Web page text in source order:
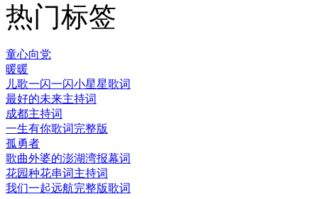
热门标签
童心向党
暖暖
儿歌一闪一闪小星星歌词
最好的未来主持词
成都主持词
一生有你歌词完整版
孤勇者
歌曲外婆的澎湖湾报幕词
花园种花串词主持词
我们一起远航完整版歌词